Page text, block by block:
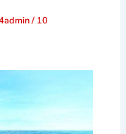
/ 10